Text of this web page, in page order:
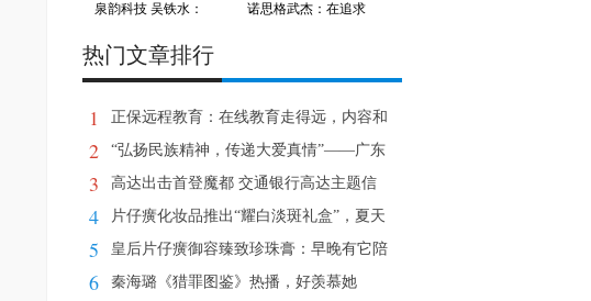
泉韵科技 吴铁水： 诺思格武杰：在追求
热门文章排行
1
正保远程教育：在线教育走得远，内容和
服务是关键
2
“弘扬民族精神，传递大爱真情”——广东
省大爱相
3
高达出击首登魔都 交通银行高达主题信
用卡荣耀上
4
片仔癀化妆品推出“耀白淡斑礼盒”，夏天
不惧怕晒
5
皇后片仔癀御容臻致珍珠膏：早晚有它陪
伴，肌肤状
6
秦海璐《猎罪图鉴》热播，好羡慕她